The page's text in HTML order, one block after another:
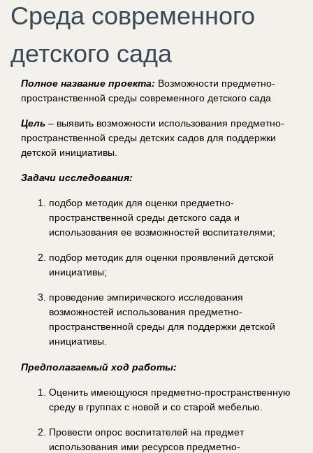
Среда современного
детского сада
Полное название проекта: Возможности предметно-
пространственной среды современного детского сада
Цель – выявить возможности использования предметно-
пространственной среды детских садов для поддержки
детской инициативы.
Задачи исследования:
подбор методик для оценки предметно-
пространственной среды детского сада и
использования ее возможностей воспитателями;
подбор методик для оценки проявлений детской
инициативы;
проведение эмпирического исследования
возможностей использования предметно-
пространственной среды для поддержки детской
инициативы.
Предполагаемый ход работы:
Оценить имеющуюся предметно-пространственную
среду в группах с новой и со старой мебелью.
Провести опрос воспитателей на предмет
использования ими ресурсов предметно-